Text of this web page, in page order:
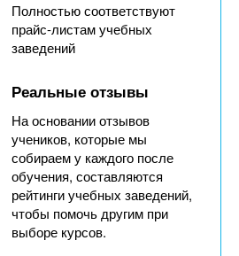
Полностью соответствуют
прайс-листам учебных
заведений
Реальные отзывы
На основании отзывов
учеников, которые мы
собираем у каждого после
обучения, составляются
рейтинги учебных заведений,
чтобы помочь другим при
выборе курсов.